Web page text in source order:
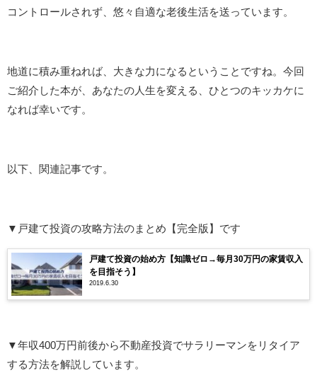
コントロールされず、悠々自適な老後生活を送っています。
地道に積み重ねれば、大きな力になるということですね。今回
ご紹介した本が、あなたの人生を変える、ひとつのキッカケに
なれば幸いです。
以下、関連記事です。
▼戸建て投資の攻略方法のまとめ【完全版】です
戸建て投資の始め方【知識ゼロ→毎月30万円の家賃収入
を目指そう】
2019.6.30
▼年収400万円前後から不動産投資でサラリーマンをリタイア
する方法を解説しています。